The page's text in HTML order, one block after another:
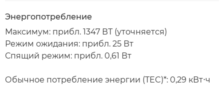
Энергопотребление
Максимум: прибл. 1347 ВТ (уточняется)
Режим ожидания: прибл. 25 Вт
Спящий режим: прибл. 0,61 Вт
Обычное потребление энергии (TEC)*: 0,29 кВт⋅ч